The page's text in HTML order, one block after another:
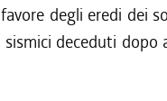
degli eredi dei
deceduti dopo